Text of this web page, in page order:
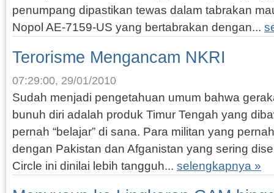
penumpang dipastikan tewas dalam tabrakan
Nopol AE-7159-US yang bertabrakan dengan...
Terorisme Mengancam NKRI
07:29:00, 29/01/2010
Sudah menjadi pengetahuan umum bahwa
bunuh diri adalah produk Timur Tengah yang
pernah “belajar” di sana. Para militan yang
dengan Pakistan dan Afganistan yang sering
Circle ini dinilai lebih tangguh... selengkapnya »